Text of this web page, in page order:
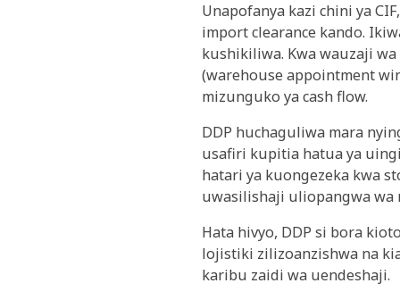
Unapofanya kazi chini ya
import clearance kando.
kushikiliwa. Kwa wauzaji
(warehouse appointment
mizunguko ya cash flow.
DDP huchaguliwa mara
usafiri kupitia hatua ya
hatari ya kuongezeka kwa
uwasilishaji uliopangwa wa
Hata hivyo, DDP si bora
lojistiki zilizoanzishwa na
karibu zaidi wa uendeshaji.